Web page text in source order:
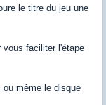
le titre du jeu une
vous faciliter l'étape
même le disque